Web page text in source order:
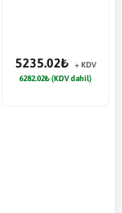
5235.02₺
+ KDV
6282.02₺ (KDV dahil)